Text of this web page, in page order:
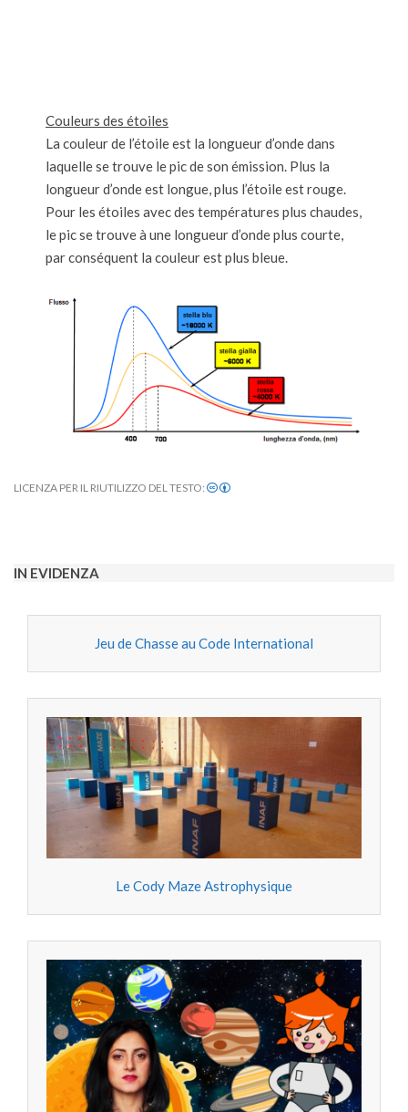
Couleurs des étoiles
La couleur de l’étoile est la longueur d’onde dans
laquelle se trouve le pic de son émission. Plus la
longueur d’onde est longue, plus l’étoile est rouge.
Pour les étoiles avec des températures plus chaudes,
le pic se trouve à une longueur d’onde plus courte,
par conséquent la couleur est plus bleue.
LICENZA PER IL RIUTILIZZO DEL TESTO:
20
IN EVIDENZA
Jeu de Chasse au Code International
Le Cody Maze Astrophysique